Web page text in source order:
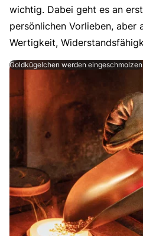
wichtig. Dabei geht es an
persönlichen Vorlieben, aber
Wertigkeit,
Goldkügelchen werden eingeschmolzen